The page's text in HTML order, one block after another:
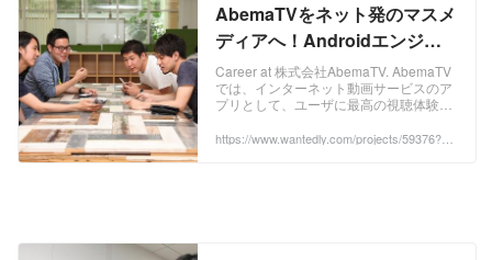
AbemaTVをネット発のマスメ
ディアへ！Androidエンジニ
ア募集中！ by 株式会社
AbemaTV
Career at 株式会社AbemaTV. AbemaTV
では、インターネット動画サービスのア
プリとして、ユーザに最高の視聴体験を
語としてはJavaで、Retrolambda、
https://www.wantedly.com/projects/59376?po